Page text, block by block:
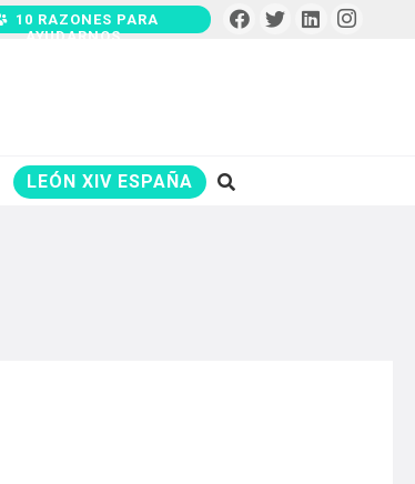
10 RAZONES PARA
AYUDARNOS
LEÓN XIV ESPAÑA